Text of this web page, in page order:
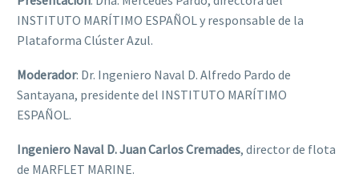
INSTITUTO MARÍTIMO ESPAÑOL y responsable de la
Plataforma Clúster Azul.
Moderador: Dr. Ingeniero Naval D. Alfredo Pardo de
Santayana, presidente del INSTITUTO MARÍTIMO
ESPAÑOL.
Ingeniero Naval D. Juan Carlos Cremades, director de flota
de MARFLET MARINE.